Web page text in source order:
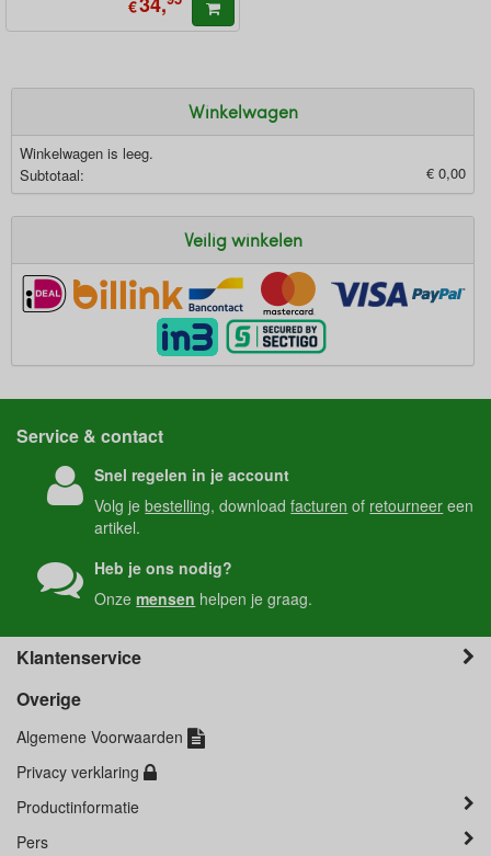
€
Winkelwagen
Winkelwagen is leeg.
Subtotaal:
€ 0,00
Veilig winkelen
Service & contact
Snel regelen in je account
Volg jebestelling, downloadfacturen of retourneer een
artikel.
Heb je ons nodig?
Onzemensen helpen je graag.
Klantenservice
Overige
Algemene Voorwaarden
Privacy verklaring
Productinformatie
Pers